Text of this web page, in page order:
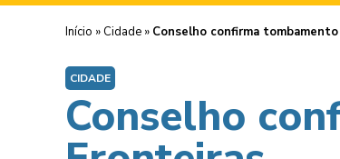
Início » Cidade » Conselho confirma
CIDADE
Conselho